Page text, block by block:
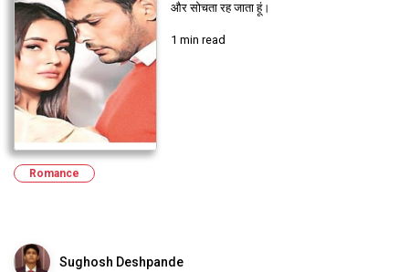
और सोचता रह जाता हूं।
1 min read
Romance
Sughosh Deshpande